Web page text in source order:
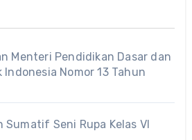
Menteri Pendidikan Dasar dan
Indonesia Nomor 13 Tahun
Sumatif Seni Rupa Kelas VI